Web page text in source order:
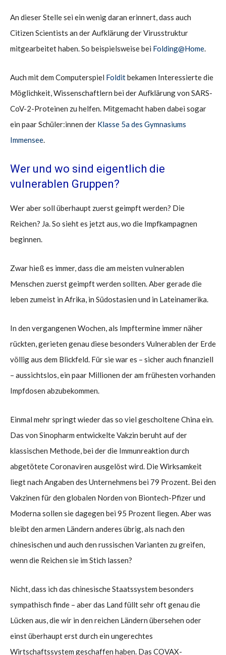
An dieser Stelle sei ein wenig daran erinnert, dass auch
Citizen Scientists an der Aufklärung der Virusstruktur
mitgearbeitet haben. So beispielsweise bei Folding@Home.
Auch mit dem Computerspiel Folditbekamen Interessierte die
Möglichkeit, Wissenschaftlern bei der Aufklärung von SARS-
CoV-2-Proteinen zu helfen. Mitgemacht haben dabei sogar
ein paar Schüler:innen der Klasse 5a des Gymnasiums
Immensee.
Wer und wo sind eigentlich die
vulnerablen Gruppen?
Wer aber soll überhaupt zuerst geimpft werden? Die
Reichen? Ja. So sieht es jetzt aus, wo die Impfkampagnen
beginnen.
Zwar hieß es immer, dass die am meisten vulnerablen
Menschen zuerst geimpft werden sollten. Aber gerade die
leben zumeist in Afrika, in Südostasien und in Lateinamerika.
In den vergangenen Wochen, als Impftermine immer näher
rückten, gerieten genau diese besonders Vulnerablen der Erde
völlig aus dem Blickfeld. Für sie war es – sicher auch finanziell
– aussichtslos, ein paar Millionen der am frühesten vorhanden
Impfdosen abzubekommen.
Einmal mehr springt wieder das so viel gescholtene China ein.
Das von Sinopharm entwickelte Vakzin beruht auf der
klassischen Methode, bei der die Immunreaktion durch
abgetötete Coronaviren ausgelöst wird. Die Wirksamkeit
liegt nach Angaben des Unternehmens bei 79 Prozent. Bei den
Vakzinen für den globalen Norden von Biontech-Pfizer und
Moderna sollen sie dagegen bei 95 Prozent liegen. Aber was
bleibt den armen Ländern anderes übrig, als nach den
chinesischen und auch den russischen Varianten zu greifen,
wenn die Reichen sie im Stich lassen?
Nicht, dass ich das chinesische Staatssystem besonders
sympathisch finde – aber das Land füllt sehr oft genau die
Lücken aus, die wir in den reichen Ländern übersehen oder
einst überhaupt erst durch ein ungerechtes
Wirtschaftssystem geschaffen haben. Das COVAX-